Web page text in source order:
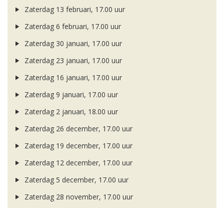
Zaterdag 13 februari, 17.00 uur
Zaterdag 6 februari, 17.00 uur
Zaterdag 30 januari, 17.00 uur
Zaterdag 23 januari, 17.00 uur
Zaterdag 16 januari, 17.00 uur
Zaterdag 9 januari, 17.00 uur
Zaterdag 2 januari, 18.00 uur
Zaterdag 26 december, 17.00 uur
Zaterdag 19 december, 17.00 uur
Zaterdag 12 december, 17.00 uur
Zaterdag 5 december, 17.00 uur
Zaterdag 28 november, 17.00 uur